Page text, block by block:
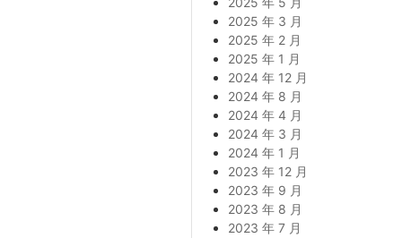
2025 年 3 月
2025 年 2 月
2025 年 1 月
2024 年 12 月
2024 年 8 月
2024 年 4 月
2024 年 3 月
2024 年 1 月
2023 年 12 月
2023 年 9 月
2023 年 8 月
2023 年 7 月